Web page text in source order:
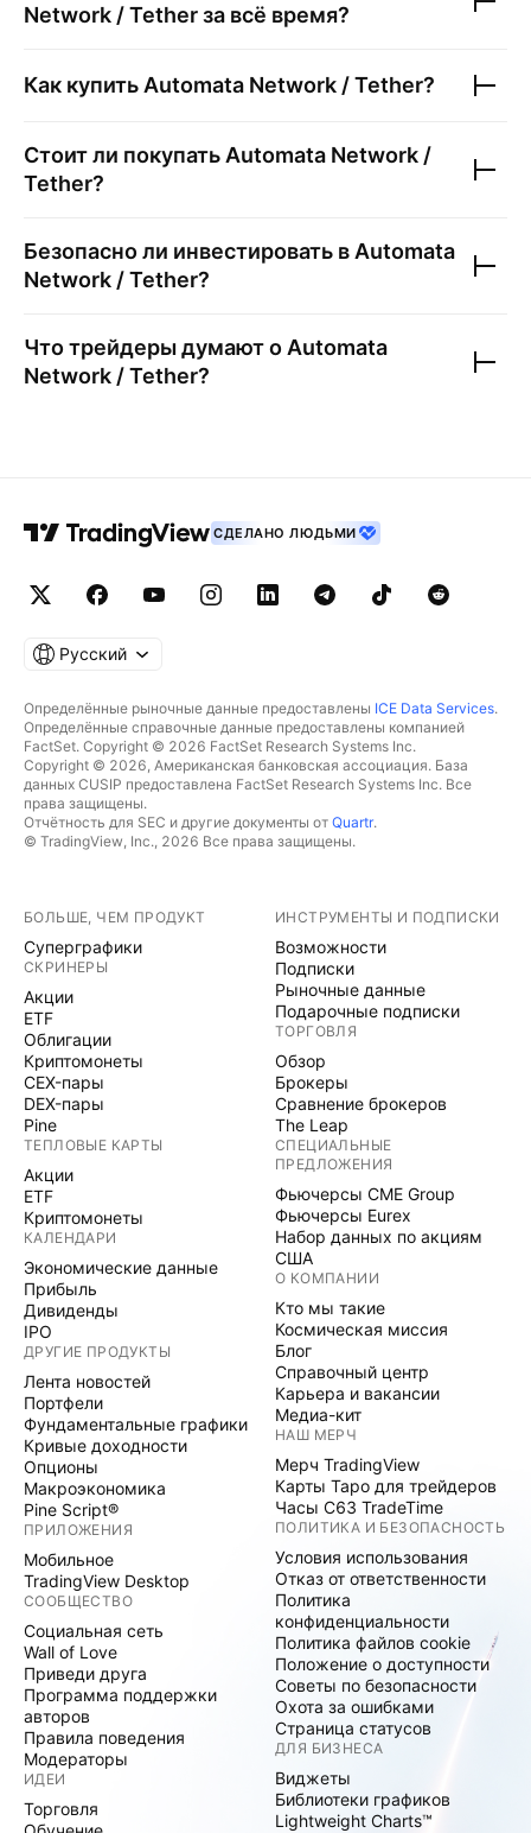
Network / Tetherза всё время?
Как купить Automata Network / Tether?
Стоит ли покупать Automata Network /
Tether?
Безопасно ли инвестировать в Automata
Network / Tether?
Что трейдеры думают о Automata
Network / Tether?
СДЕЛАНО ЛЮДЬМИ
Русский
Определённые рыночные данные предоставлены ICE Data Services.
Определённые справочные данные предоставлены компанией
FactSet. Copyright © 2026 FactSet Research Systems Inc.
Copyright © 2026, Американская банковская ассоциация. База
данных CUSIP предоставлена FactSet Research Systems Inc. Все
права защищены.
Отчётность для SEC и другие документы от Quartr.
© TradingView, Inc., 2026 Все права защищены.
БОЛЬШЕ, ЧЕМ ПРОДУКТ
Суперграфики
СКРИНЕРЫ
Акции
ETF
Облигации
Криптомонеты
CEX-пары
DEX-пары
Pine
ТЕПЛОВЫЕ КАРТЫ
Акции
ETF
Криптомонеты
КАЛЕНДАРИ
Экономические данные
Прибыль
Дивиденды
IPO
ДРУГИЕ ПРОДУКТЫ
Лента новостей
Портфели
Фундаментальные графики
Кривые доходности
Опционы
Макроэкономика
Pine Script®
ПРИЛОЖЕНИЯ
Мобильное
TradingView Desktop
СООБЩЕСТВО
Социальная сеть
Wall of Love
Приведи друга
Программа поддержки
авторов
Правила поведения
Модераторы
ИДЕИ
Торговля
ИНСТРУМЕНТЫ И ПОДПИСКИ
Возможности
Подписки
Рыночные данные
Подарочные подписки
ТОРГОВЛЯ
Обзор
Брокеры
Сравнение брокеров
The Leap
СПЕЦИАЛЬНЫЕ
ПРЕДЛОЖЕНИЯ
Фьючерсы CME Group
Фьючерсы Eurex
Набор данных по акциям
США
О КОМПАНИИ
Кто мы такие
Космическая миссия
Блог
Справочный центр
Карьера и вакансии
Медиа-кит
НАШ МЕРЧ
Мерч TradingView
Карты Таро для трейдеров
Часы C63 TradeTime
ПОЛИТИКА И БЕЗОПАСНОСТЬ
Условия использования
Отказ от ответственности
Политика
конфиденциальности
Политика файлов cookie
Положение о доступности
Советы по безопасности
Охота за ошибками
Страница статусов
ДЛЯ БИЗНЕСА
Виджеты
Библиотеки графиков
Lightweight Charts™